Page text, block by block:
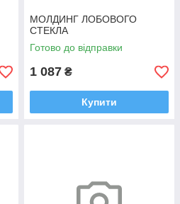
МОЛДИНГ ЛОБОВОГО
СТЕКЛА
Готово до відправки
1 087 ₴
Купити